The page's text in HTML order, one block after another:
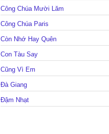
Công Chúa Mười Lăm
Công Chúa Paris
Còn Nhớ Hay Quên
Con Tàu Say
Cũng Vì Em
Đà Giang
Đậm Nhạt